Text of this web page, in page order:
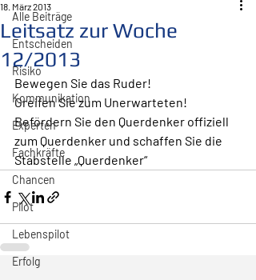
Alle Beiträge
Entscheiden
Risiko
Kommunikation
Experten
Fachkräfte
Chancen
Pilot
Lebenspilot
Erfolg
Leitsatz zur Woche
12/2013
18. März 2013
Bewegen Sie das Ruder!
Greifen Sie zum Unerwarteten!
Befördern Sie den Querdenker offiziell
zum Querdenker und schaffen Sie die
Stabstelle „Querdenker“